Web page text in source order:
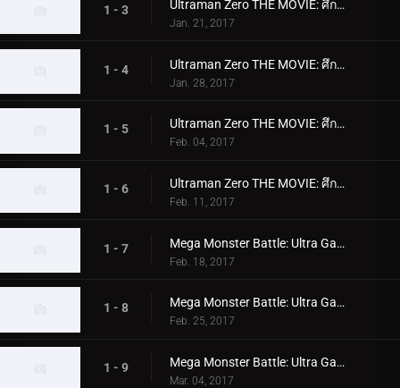
1 - 3 Ultraman Zero THE MOVIE: ศึกตัดสินสุดระทึก! จักรวรรดิกาแลกติกบีเลียล: บทแห่งเปลวไฟ
Jan. 21, 2017
1 - 4 Ultraman Zero THE MOVIE: ศึกตัดสินสุดระทึก! จักรวรรดิกาแลกติกบีเลียล: บทแห่งกระจก
Jan. 28, 2017
1 - 5 Ultraman Zero THE MOVIE: ศึกตัดสินสุดระทึก! จักรวรรดิกาแลกติกบีเลียล: บทแห่งเหล็กกล้า
Feb. 04, 2017
1 - 6 Ultraman Zero THE MOVIE: ศึกตัดสินสุดระทึก! จักรวรรดิกาแลกติกบีเลียล: บทแห่งแสง
Feb. 11, 2017
1 - 7 Mega Monster Battle: Ultra Galaxy Legends - บทที่ 1: การกบฏของ Belial
Feb. 18, 2017
1 - 8 Mega Monster Battle: Ultra Galaxy Legends - บทที่ 2: Rei และ Mebius
Feb. 25, 2017
1 - 9 Mega Monster Battle: Ultra Galaxy Legends - บทที่ 3: การต่อสู้ในสุสานสัตว์ประหลาด
Mar. 04, 2017